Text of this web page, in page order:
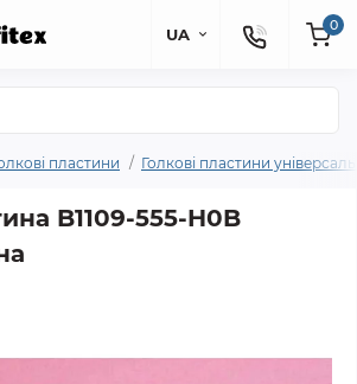
UA 0
пластини Голкові пластини
B1109-555-H0B